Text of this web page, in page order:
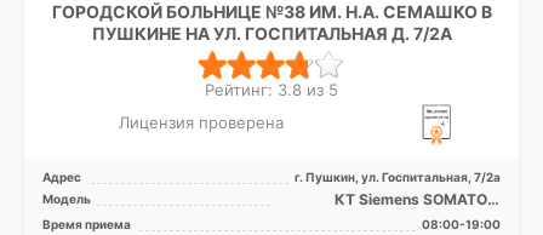
ГОРОДСКОЙ БОЛЬНИЦЕ №38 ИМ. Н.А. СЕМАШКО В
ПУШКИНЕ НА УЛ. ГОСПИТАЛЬНАЯ Д. 7/2А
Рейтинг: 3.8 из 5
Лицензия проверена
Адрес
г. Пушкин, ул. Госпитальная, 7/2а
Модель
КТ Siemens SOMATOM
Emotion 16 срезов
Время приема
08:00-19:00